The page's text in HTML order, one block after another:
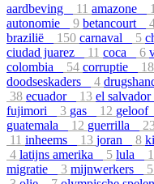
aardbeving 11 amazone
autonomie
9 betancourt
brazilië
150 carnaval 5
ciudad juarez
11 coca 6
colombia
54 corruptie 18
doodseskaders
4
38 ecuador 13 el salvador
fujimori
3 gas 12 geloof
guatemala
12 guerrilla
11 inheems 13 joran 8
4 latijns amerika 5 lula
migratie
3 mijnwerkers 5